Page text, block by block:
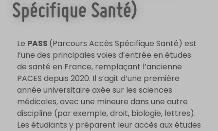
Spécifique Santé)
Le PASS (Parcours Accès Spécifique Santé) est
l’une des principales voies d’entrée en études
de santé en France, remplaçant l’ancienne
PACES depuis 2020. Il s’agit d’une première
année universitaire axée sur les sciences
médicales, avec une mineure dans une autre
discipline (par exemple, droit, biologie, lettres).
Les étudiants y préparent leur accès aux études